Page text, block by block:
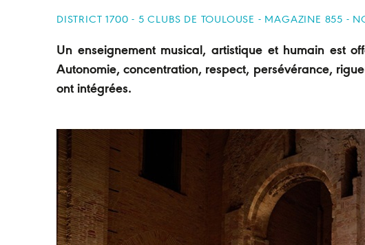
DISTRICT 1700 - 5 CLUBS DE TOULOUSE - MAGAZINE 855 -
Un enseignement musical, artistique et humain est
Autonomie, concentration, respect, persévérance,
ont intégrées.